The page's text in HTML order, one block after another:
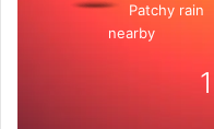
Patchy rain
nearby